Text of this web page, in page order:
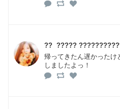
?? ​ ?????
帰ってきたん遅かったけ
しましたよっ！